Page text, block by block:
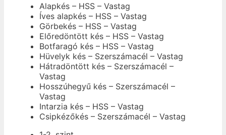
Alapkés – HSS – Vastag
Íves alapkés – HSS – Vastag
Görbekés – HSS – Vastag
Előredöntött kés – HSS – Vastag
Botfaragó kés – HSS – Vastag
Hüvelyk kés – Szerszámacél – Vastag
Hátradöntött kés – Szerszámacél –
Vastag
Hosszúhegyű kés – Szerszámacél –
Vastag
Intarzia kés – HSS – Vastag
Csipkézőkés – Szerszámacél – Vastag